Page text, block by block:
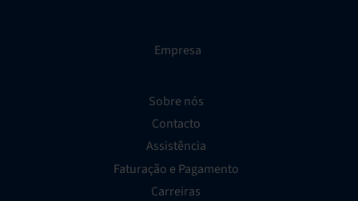
Empresa
Sobre nós
Contacto
Assistência
Faturação e Pagamento
Carreiras